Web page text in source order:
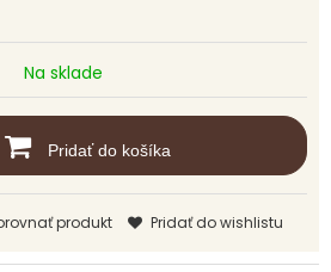
Na sklade
Pridať do košíka
produkt Pridať do wishlistu